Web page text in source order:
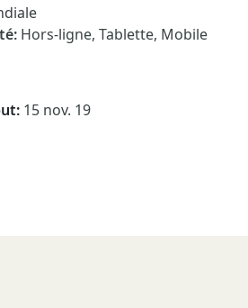
: Hors-ligne, Tablette, Mobile
15 nov. 19